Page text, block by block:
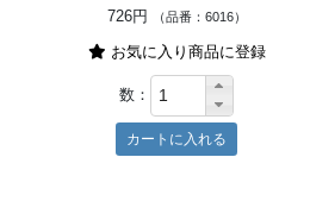
726円 （品番：6016）
お気に入り商品に登録
数：